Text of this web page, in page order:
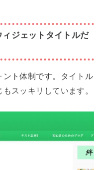
ジェットタイトルだ
ント体制です。タイトル
スッキリしています。